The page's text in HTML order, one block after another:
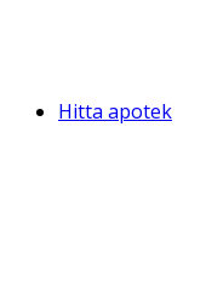
Hitta apotek